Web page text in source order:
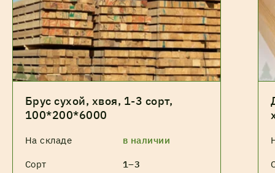
Брус сухой, хвоя, 1-3 сорт,
100*200*6000
На складе в наличии
Сорт
1–3